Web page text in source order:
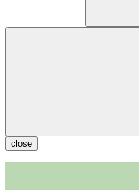
close